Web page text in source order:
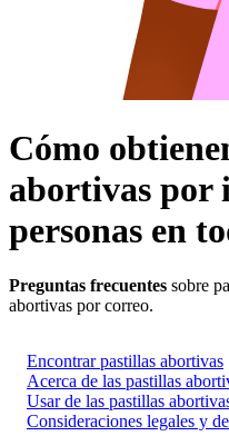
Cómo
abortivas por
personas en
Preguntas frecuentes sobre
abortivas por correo.
Encontrar pastillas abortivas
Acerca de las pastillas
Usar de las pastillas
Consideraciones legales y